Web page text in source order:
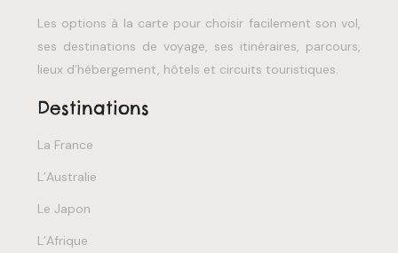
Les options à la carte pour choisir facilement son vol,
ses destinations de voyage, ses itinéraires, parcours,
lieux d’hébergement, hôtels et circuits touristiques.
Destinations
La France
L’Australie
Le Japon
L’Afrique